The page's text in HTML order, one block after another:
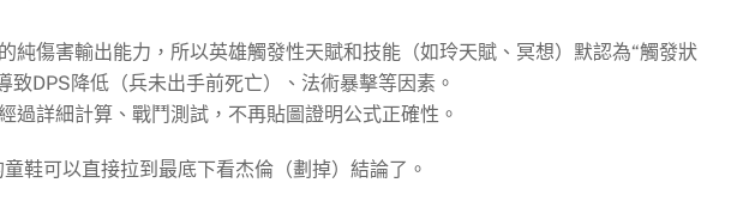
純傷害輸出能力，所以英雄觸發性天賦和技能（如玲天賦、冥想）默認為“觸發狀
致DPS降低（兵未出手前死亡）、法術暴擊等因素。
過詳細計算、戰鬥測試，不再貼圖證明公式正確性。
鞋可以直接拉到最底下看杰倫（劃掉）結論了。